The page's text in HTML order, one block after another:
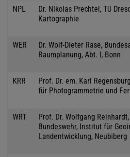
NPL
Dr. Nikolas Prechtel, TU
Kartographie
WER
Dr. Wolf-Dieter Rase,
Raumplanung, Abt. I, Bonn
KRR
Prof. Dr. em. Karl
für Photogrammetrie und
WRT
Prof. Dr. Wolfgang
Bundeswehr, Institut für
Landentwicklung, Neubiberg